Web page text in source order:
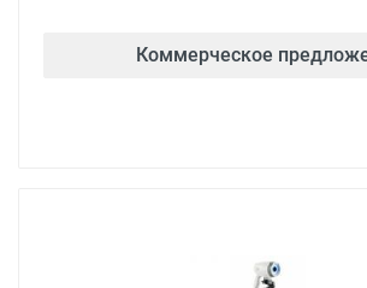
Коммерческое